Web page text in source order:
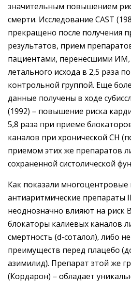
значительным повышением
смерти. Исследование CAST
прекращено после получения
результатов, прием
пациентами, перенесшими ИМ,
летального исхода в 2,5 раза
контрольной группой. Еще
данные получены в ходе
(1992) – повышение риска
5,8 раза при приеме
каналов при хронической СН
приемом этих же препаратов
сохраненной систолической
Как показали многоцентровые
антиаритмические препараты
неоднозначно влияют на риск
блокаторы калиевых каналов
смертность (d-соталол), либо
преимуществ перед плацебо
азимилид). Препарат этой же
(Кордарон) – обладает